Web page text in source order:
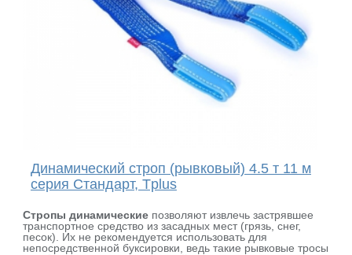
Динамический строп (рывковый) 4.5 т 11 м
серия Стандарт, Tplus
Стропы динамические позволяют извлечь застрявшее
транспортное средство из засадных мест (грязь, снег,
песок). Их не рекомендуется использовать для
непосредственной буксировки, ведь такие рывковые тросы